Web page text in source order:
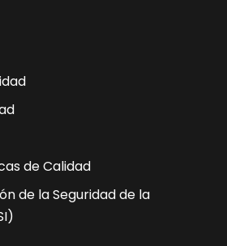
de Calidad
de la Seguridad de la